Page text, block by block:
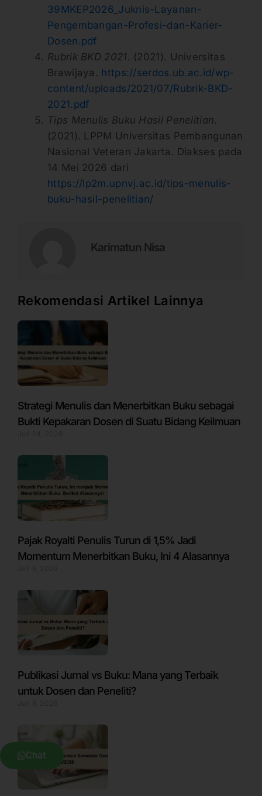
39MKEP2026_Juknis-Layanan-
Pengembangan-Profesi-dan-Karier-
Dosen.pdf
Rubrik BKD 2021 . (2021). Universitas
Brawijaya. https://serdos.ub.ac.id/wp-
content/uploads/2021/07/Rubrik-BKD-
2021.pdf
Tips Menulis Buku Hasil Penelitian.
(2021). LPPM Universitas Pembangunan
Nasional Veteran Jakarta. Diakses pada
14 Mei 2026 dari
https://lp2m.upnvj.ac.id/tips-menulis-
buku-hasil-penelitian/
Karimatun Nisa
Rekomendasi Artikel Lainnya
Strategi Menulis dan Menerbitkan Buku sebagai
Bukti Kepakaran Dosen di Suatu Bidang Keilmuan
Pajak Royalti Penulis Turun di 1,5% Jadi
Momentum Menerbitkan Buku, Ini 4 Alasannya
Publikasi Jurnal vs Buku: Mana yang Terbaik
untuk Dosen dan Peneliti?
Chat